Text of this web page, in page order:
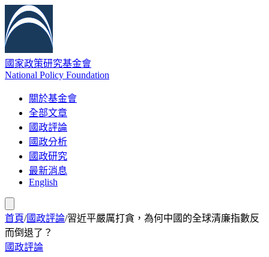
國家政策研究基金會
National Policy Foundation
關於基金會
全部文章
國政評論
國政分析
國政研究
最新消息
English
首頁/國政評論/習近平嚴厲打貪，為何中國的全球清廉指數反
而倒退了？
國政評論